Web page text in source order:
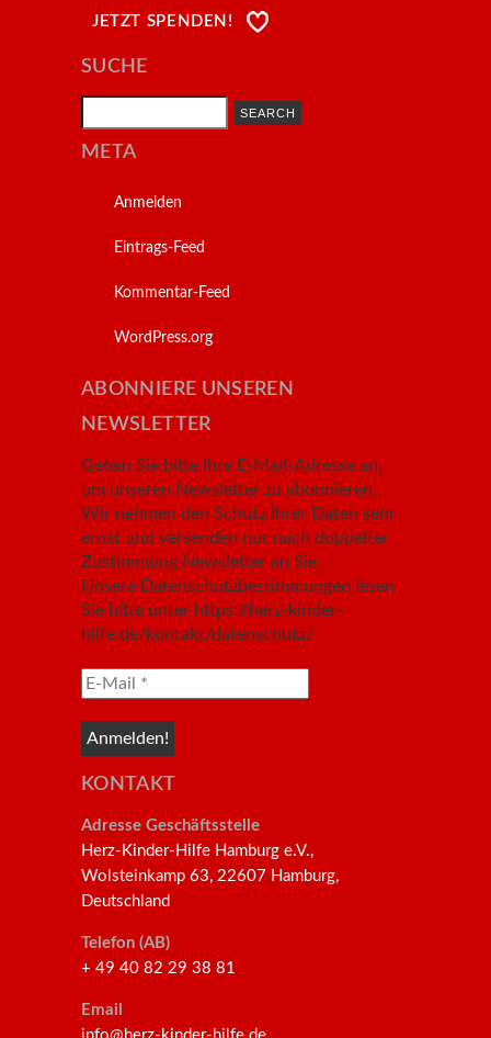
JETZT SPENDEN!
SUCHE
META
Anmelden
Eintrags-Feed
Kommentar-Feed
WordPress.org
ABONNIERE UNSEREN
NEWSLETTER
Geben Sie bitte Ihre E-Mail-Adresse an,
um unseren Newsletter zu abonnieren.
Wir nehmen den Schutz Ihrer Daten sehr
ernst und versenden nur nach doppelter
Zustimmung Newsletter an Sie.
Unsere Datenschutzbestimmungen lesen
Sie bitte unter https://herz-kinder-
hilfe.de/kontakt/datenschutz/
KONTAKT
Adresse Geschäftsstelle
Herz-Kinder-Hilfe Hamburg e.V.,
Wolsteinkamp 63, 22607 Hamburg,
Deutschland
Telefon (AB)
+ 49 40 82 29 38 81
Email